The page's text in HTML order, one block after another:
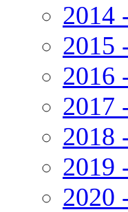
2014
2015
2016
2017
2018
2019
2020